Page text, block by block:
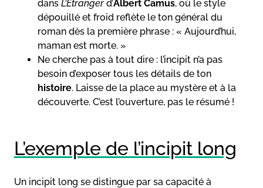
dans L’Étranger d’Albert Camus, où le style
dépouillé et froid reflète le ton général du
roman dès la première phrase : « Aujourd’hui,
maman est morte. »
Ne cherche pas à tout dire : l’incipit n’a pas
besoin d’exposer tous les détails de ton
histoire. Laisse de la place au mystère et à la
découverte. C’est l’ouverture, pas le résumé !
L’exemple de l’incipit long
Un incipit long se distingue par sa capacité à